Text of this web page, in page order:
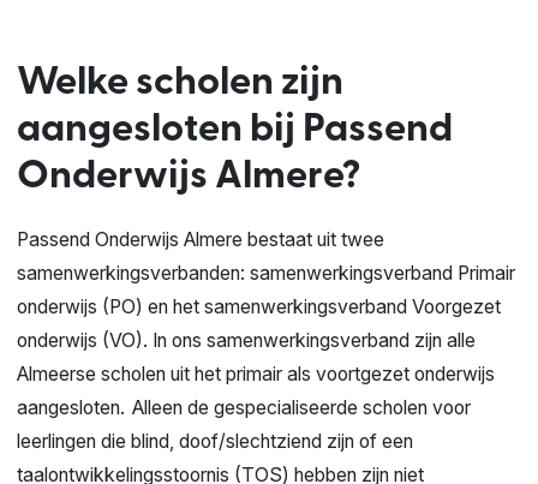
Welke scholen zijn
aangesloten bij Passend
Onderwijs Almere?
Passend Onderwijs Almere bestaat uit twee
samenwerkingsverbanden: samenwerkingsverband Primair
onderwijs (PO) en het samenwerkingsverband Voorgezet
onderwijs (VO). In ons samenwerkingsverband zijn alle
Almeerse scholen uit het primair als voortgezet onderwijs
aangesloten. Alleen de gespecialiseerde scholen voor
leerlingen die blind, doof/slechtziend zijnofeen
taalontwikkelingsstoornis (TOS) hebben zijn niet